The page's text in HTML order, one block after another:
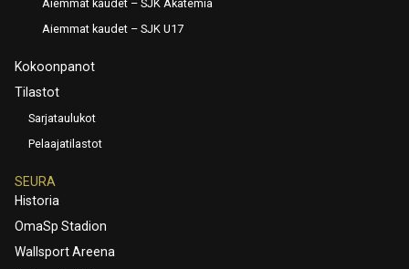
Aiemmat kaudet – SJK Akatemia
Aiemmat kaudet – SJK U17
Kokoonpanot
Tilastot
Sarjataulukot
Pelaajatilastot
SEURA
Historia
OmaSp Stadion
Wallsport Areena